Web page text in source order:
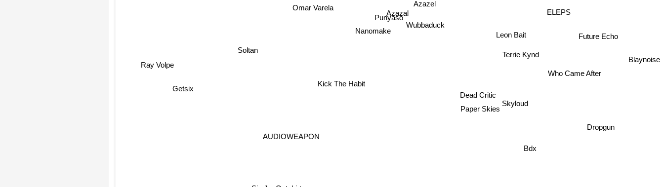
Punyaso
Azazal
Wubbaduck
Azazel
Omar Varela
Nanomake
Leon Bait
Kick The Habit
Dead Critic
Terrie Kynd
Paper Skies
Skyloud
Soltan
AUDIOWEAPON
ELEPS
Dropgun
Getsix
Bdx
Who Came After
Future Echo
Similar Outskirts
Blaynoise
Ray Volpe